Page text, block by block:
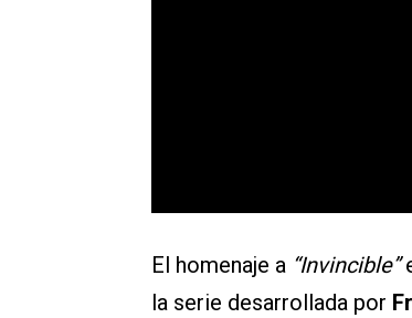
El homenaje a “Invincible”
la serie desarrollada por